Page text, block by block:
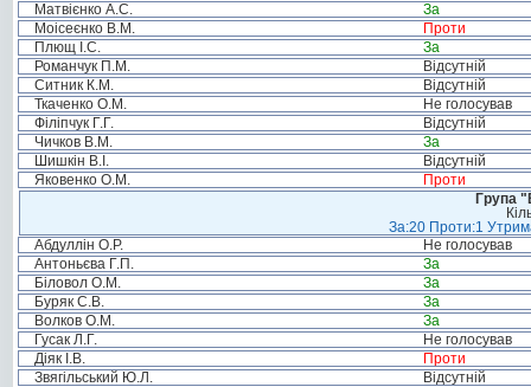
Матвієнко А.С.
За
Моісеєнко В.М.
Проти
Плющ І.С.
За
Романчук П.М.
Відсутній
Ситник К.М.
Відсутній
Ткаченко О.М.
Не голосував
Філіпчук Г.Г.
Відсутній
Чичков В.М.
За
Шишкін В.І.
Відсутній
Яковенко О.М.
Проти
Група
За:20 Проти:1
Абдуллін О.Р.
Не голосував
Антоньєва Г.П.
За
Біловол О.М.
За
Буряк С.В.
За
Волков О.М.
За
Гусак Л.Г.
Не голосував
Діяк І.В.
Проти
Звягільський Ю.Л.
Відсутній